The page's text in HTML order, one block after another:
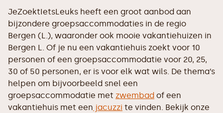
JeZoektIetsLeuks heeft een groot aanbod aan
bijzondere groepsaccommodaties in de regio
Bergen (L.), waaronder ook mooie vakantiehuizen in
Bergen L. Of je nu een vakantiehuis zoekt voor 10
personen of een groepsaccommodatie voor 20, 25,
30 of 50 personen, er is voor elk wat wils. De thema’s
helpen om bijvoorbeeld snel een
groepsaccommodatie met zwembad of een
vakantiehuis met een jacuzzi te vinden. Bekijk onze